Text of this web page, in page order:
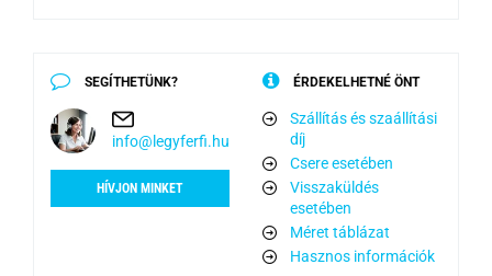
SEGÍTHETÜNK?
info@legyferfi.hu
HÍVJON MINKET
ÉRDEKELHETNÉ ÖNT
Szállítás és szaállítási
díj
Csere esetében
Visszaküldés
esetében
Méret táblázat
Hasznos információk